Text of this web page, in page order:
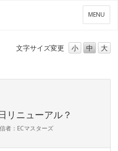
メ
ニ
ー
MENU
文字サイズ変更 小 中 大
リニューアル？
者：ECマスターズ